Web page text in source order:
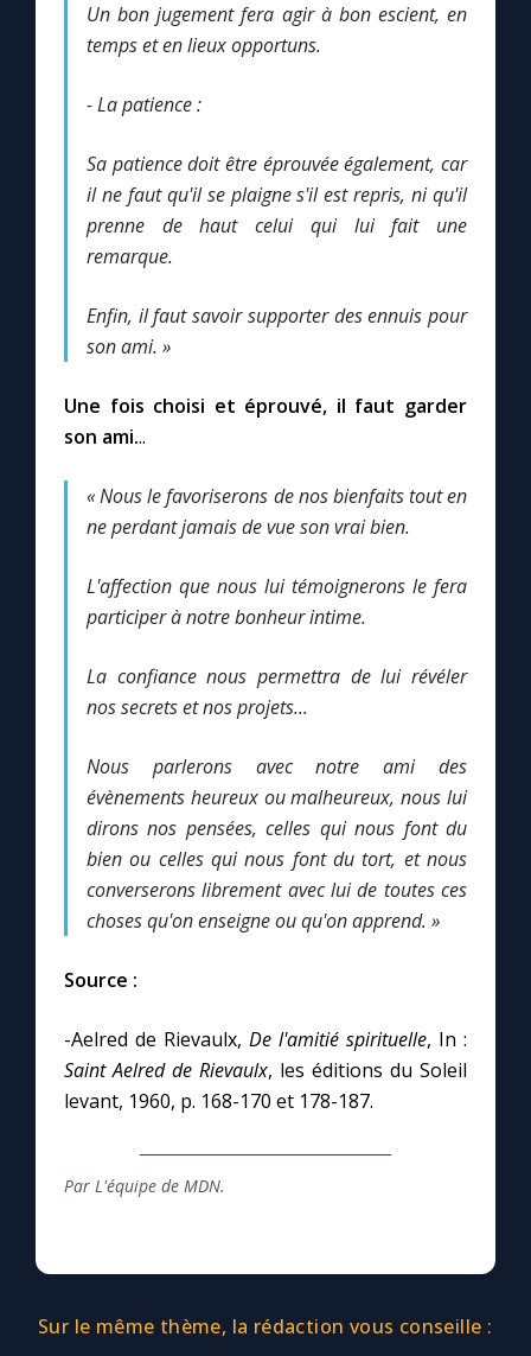
Un bon jugement fera agir à bon escient, en
temps et en lieux opportuns.
- La patience :
Sa patience doit être éprouvée également, car
il ne faut qu'il se plaigne s'il est repris, ni qu'il
prenne de haut celui qui lui fait une
remarque.
Enfin, il faut savoir supporter des ennuis pour
son ami. »
Une fois choisi et éprouvé, il faut garder
son ami...
« Nous le favoriserons de nos bienfaits tout en
ne perdant jamais de vue son vrai bien.
L'affection que nous lui témoignerons le fera
participer à notre bonheur intime.
La confiance nous permettra de lui révéler
nos secrets et nos projets...
Nous parlerons avec notre ami des
évènements heureux ou malheureux, nous lui
dirons nos pensées, celles qui nous font du
bien ou celles qui nous font du tort, et nous
converserons librement avec lui de toutes ces
choses qu'on enseigne ou qu'on apprend. »
Source :
-Aelred de Rievaulx, De l'amitié spirituelle, In :
Saint Aelred de Rievaulx, les éditions du Soleil
levant, 1960, p. 168-170 et 178-187.
Par L'équipe de MDN.
Sur le même thème, la rédaction vous conseille :